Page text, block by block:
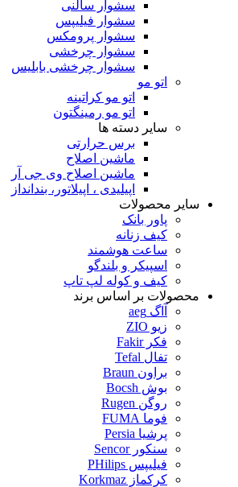
سشوار سالنی
سشوار فیلیپس
سشوار پرومکس
سشوار چرخشی
سشوار چرخشی بابلیس
اتو مو
اتو مو کراتینه
اتو مو رمینگتون
سایر دسته ها
برس حرارتی
ماشین اصلاح
ماشین اصلاح وی جی آر
اپیلیدی ، اپیلاتور، بندانداز
سایر محصولات
پاور بانک
کیف زنانه
ساعت هوشمند
اسپیکر و بلندگو
کیف و کوله لپ تاپ
محصولات بر اساس برند
آاگ aeg
زیو ZIO
فکر Fakir
تفال Tefal
براون Braun
بوش Bocsh
روگن Rugen
فوما FUMA
پرشیا Persia
سنکور Sencor
فیلیپس PHilips
کرکماز Korkmaz